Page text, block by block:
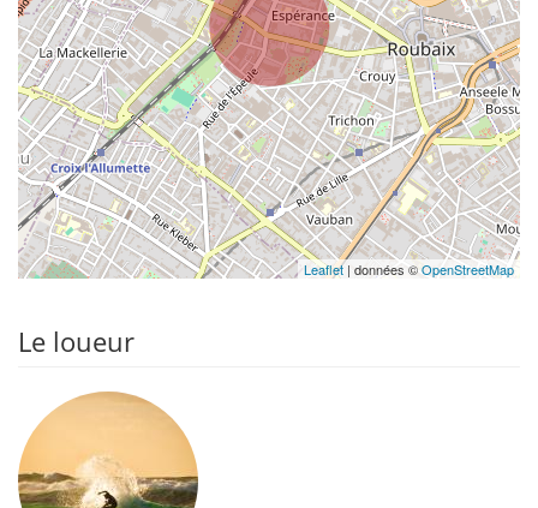
Leaflet| données ©OpenStreetMap
Le loueur